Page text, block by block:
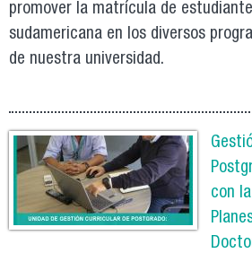
promover la matrícula de
sudamericana en los diversos
de nuestra universidad.
con